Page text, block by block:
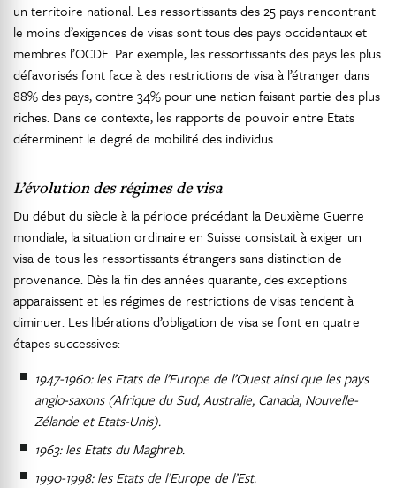
un territoire national. Les ressortissants des 25 pays rencontrant
le moins d’exigences de visas sont tous des pays occidentaux et
membres l’OCDE. Par exemple, les ressortissants des pays les plus
défavorisés font face à des restrictions de visa à l’étranger dans
88% des pays, contre 34% pour une nation faisant partie des plus
riches. Dans ce contexte, les rapports de pouvoir entre Etats
déterminent le degré de mobilité des individus.
L’évolution des régimes de visa
Du début du siècle à la période précédant la Deuxième Guerre
mondiale, la situation ordinaire en Suisse consistait à exiger un
visa de tous les ressortissants étrangers sans distinction de
provenance. Dès la fin des années quarante, des exceptions
apparaissent et les régimes de restrictions de visas tendent à
diminuer. Les libérations d’obligation de visa se font en quatre
étapes successives:
1947-1960: les Etats de l’Europe de l’Ouest ainsi que les pays
anglo-saxons (Afrique du Sud, Australie, Canada, Nouvelle-
Zélande et Etats-Unis).
1963: les Etats du Maghreb.
1990-1998: les Etats de l’Europe de l’Est.